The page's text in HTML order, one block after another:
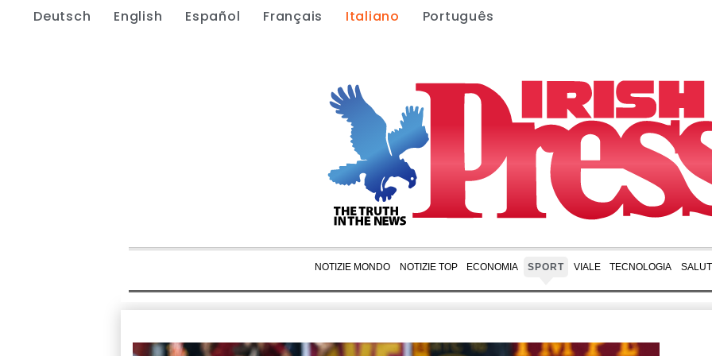
Deutsch English Español Français Italiano Português
NOTIZIE MONDO NOTIZIE TOP ECONOMIA SPORT VIALE TECNOLOGIA